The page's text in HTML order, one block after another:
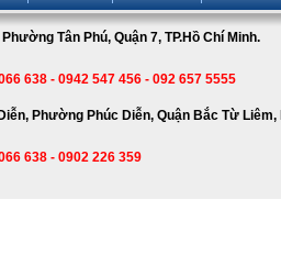
Tân Phú, Quận 7, TP.Hồ Chí Minh.
638 - 0942 547 456 - 092 657 5555
Phường Phúc Diễn, Quận Bắc Từ Liêm,
638 - 0902 226 359